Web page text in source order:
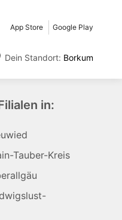
App Store Google Play
Dein Standort: Borkum
in:
Tauber-Kreis